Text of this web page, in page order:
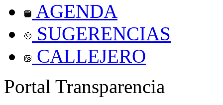
AGENDA
SUGERENCIAS
CALLEJERO
Portal Transparencia